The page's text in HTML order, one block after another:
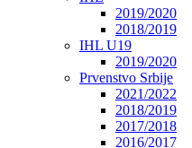
2019/2020
2018/2019
IHL U19
2019/2020
Prvenstvo Srbije
2021/2022
2018/2019
2017/2018
2016/2017